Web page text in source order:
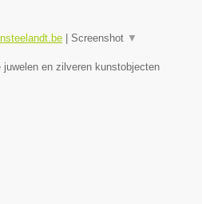
Screenshot ▼
juwelen en zilveren kunstobjecten